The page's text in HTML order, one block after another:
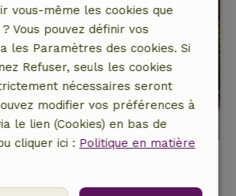
à Breege
8,7/10
vous-même les cookies que
Vous pouvez définir vos
les Paramètres des cookies. Si
Refuser, seuls les cookies
nécessaires seront
modifier vos préférences à
le lien (Cookies) en bas de
cliquer ici : Politique en matière